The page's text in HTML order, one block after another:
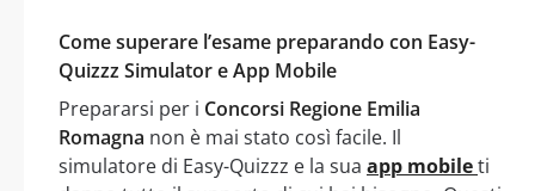
Come superare l’esame preparando con Easy-
Quizzz Simulator e App Mobile
Prepararsi per i Concorsi Regione Emilia
Romagna non è mai stato così facile. Il
simulatore di Easy-Quizzz e la sua app mobileti